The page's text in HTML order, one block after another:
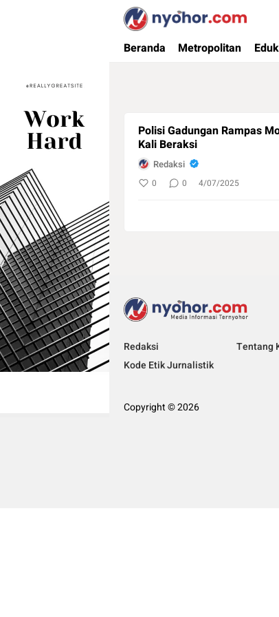
Nyohor.com
Media Informasi Ternyohor
Beranda Metropolitan
Polisi Gadungan Rampas
Kali Beraksi
Redaksi
0 0 4/07/2025
Redaksi Tentang
Kode Etik Jurnalistik
Copyright © 2026